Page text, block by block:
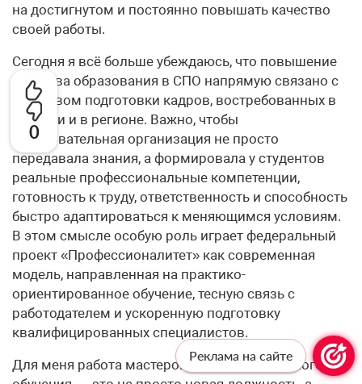
0
на достигнутом и постоянно повышать качество
своей работы.
Сегодня я всё больше убеждаюсь, что повышение
качества образования в СПО напрямую связано с
качеством подготовки кадров, востребованных в
отрасли и в регионе. Важно, чтобы
образовательная организация не просто
передавала знания, а формировала у студентов
реальные профессиональные компетенции,
готовность к труду, ответственность и способность
быстро адаптироваться к меняющимся условиям.
В этом смысле особую роль играет федеральный
проект «Профессионалитет» как современная
модель, направленная на практико-
ориентированное обучение, тесную связь с
работодателем и ускоренную подготовку
квалифицированных специалистов.
Для меня работа мастером производственного
Реклама на сайте